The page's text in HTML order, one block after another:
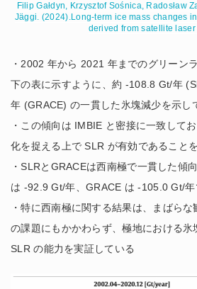
Filip Gałdyn, Krzysztof Sośnica, Radosław
Jäggi. (2024).Long-term ice mass changes
derived from satellite
・2002 年から 2021 年までのグリーン
下の表に示すように、約 -108.8 Gt/年
年 (GRACE) の一貫した氷塊減少を示し
・この傾向は IMBIE と密接に一致して
化を捉える上で SLR が有効であること
・SLRとGRACEは西南極で一貫した傾
は -92.9 Gt/年、GRACE は -105.0 Gt/年
・特に西南極に関する結果は、まばら
の課題にもかかわらず、極地における氷
SLR の能力を実証している